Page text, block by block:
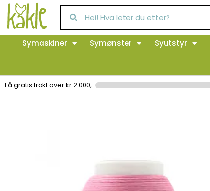
Symaskiner Symønster Syutstyr
Få gratis frakt over kr 2 000,-